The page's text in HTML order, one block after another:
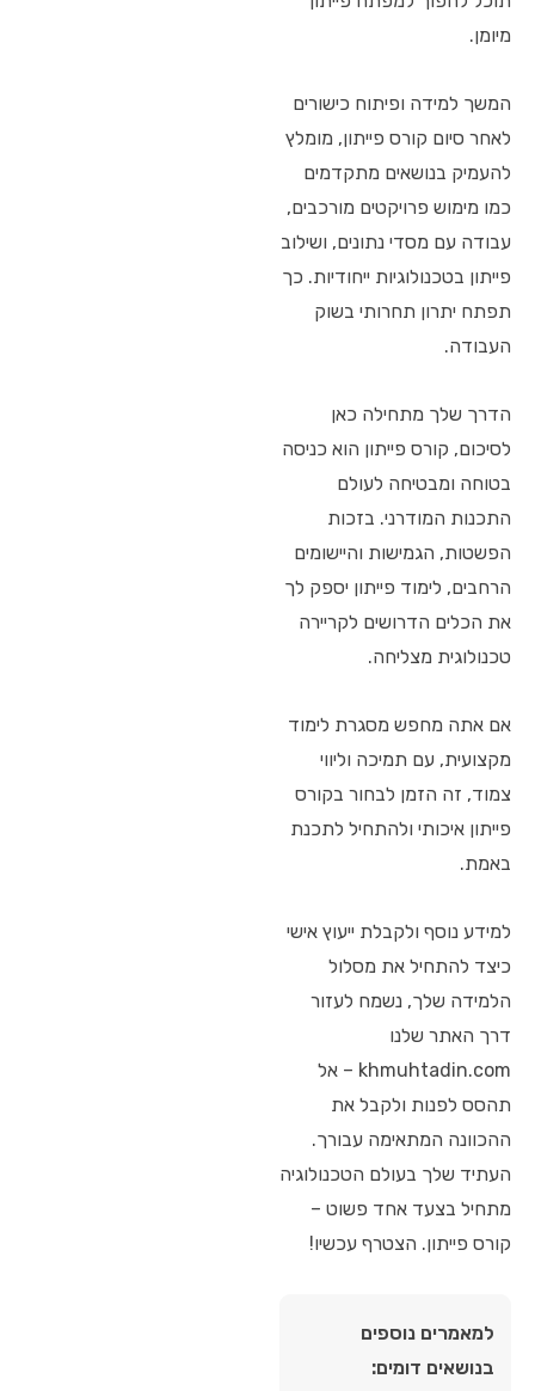
מיומן.
המשך למידה ופיתוח כישורים
לאחר סיום קורס פייתון, מומלץ
להעמיק בנושאים מתקדמים
כמו מימוש פרויקטים מורכבים,
עבודה עם מסדי נתונים, ושילוב
פייתון בטכנולוגיות ייחודיות. כך
תפתח יתרון תחרותי בשוק
העבודה.
הדרך שלך מתחילה כאן
לסיכום, קורס פייתון הוא כניסה
בטוחה ומבטיחה לעולם
התכנות המודרני. בזכות
הפשטות, הגמישות והיישומים
הרחבים, לימוד פייתון יספק לך
את הכלים הדרושים לקריירה
טכנולוגית מצליחה.
אם אתה מחפש מסגרת לימוד
מקצועית, עם תמיכה וליווי
צמוד, זה הזמן לבחור בקורס
פייתון איכותי ולהתחיל לתכנת
באמת.
למידע נוסף ולקבלת ייעוץ אישי
כיצד להתחיל את מסלול
הלמידה שלך, נשמח לעזור
דרך האתר שלנו
khmuhtadin.com – אל
תהסס לפנות ולקבל את
ההכוונה המתאימה עבורך.
העתיד שלך בעולם הטכנולוגיה
מתחיל בצעד אחד פשוט –
קורס פייתון. הצטרף עכשיו!
למאמרים נוספים
בנושאים דומים: